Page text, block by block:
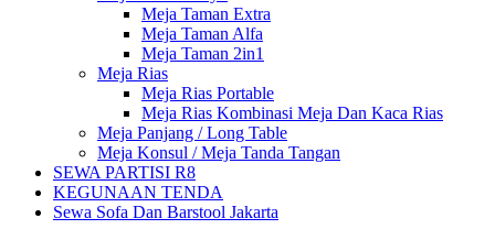
Meja Taman Extra
Meja Taman Alfa
Meja Taman 2in1
Meja Rias
Meja Rias Portable
Meja Rias Kombinasi Meja Dan Kaca Rias
Meja Panjang / Long Table
Meja Konsul / Meja Tanda Tangan
SEWA PARTISI R8
KEGUNAAN TENDA
Sewa Sofa Dan Barstool Jakarta